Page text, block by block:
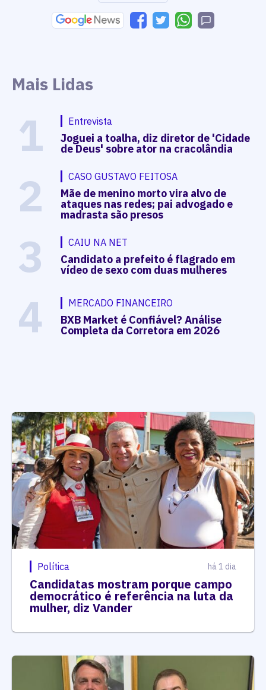
Mais Lidas
1 Entrevista
Joguei a toalha, diz diretor de 'Cidade
de Deus' sobre ator na cracolândia
2 CASO GUSTAVO FEITOSA
Mãe de menino morto vira alvo de
ataques nas redes; pai advogado e
madrasta são presos
3 CAIU NA NET
Candidato a prefeito é flagrado em
vídeo de sexo com duas mulheres
4 MERCADO FINANCEIRO
BXB Market é Confiável? Análise
Completa da Corretora em 2026
Política há 1 dia
Candidatas mostram porque campo
democrático é referência na luta da
mulher, diz Vander